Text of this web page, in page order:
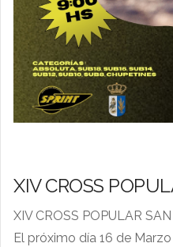
XIV CROSS
XIV CROSS POPULAR
El próximo día 16 de